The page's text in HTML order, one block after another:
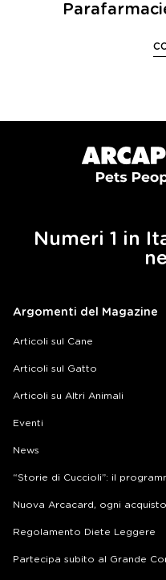
Numeri 1 in
Argomenti del Magazine
Articoli sul Cane
Articoli sul Gatto
Articoli su Altri Animali
Eventi
News
“Storie di Cuccioli”: il
Nuova Arcacard, ogni
Regolamento Diete Leggere
Partecipa subito al Grande